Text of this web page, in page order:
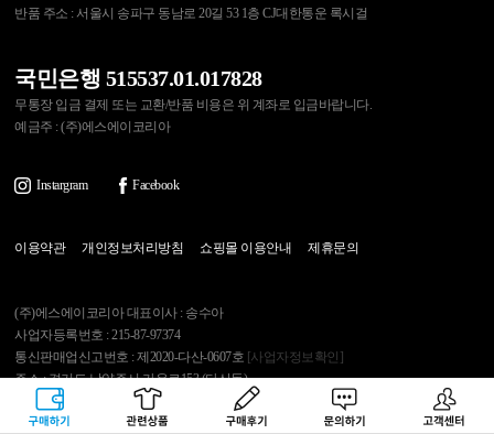
구매하기 관련상품 상품후기 문의하기 고객센터
반품 주소 : 서울시 송파구 동남로 20길 53 1층 CJ대한통운 록시걸
국민은행 515537.01.017828
무통장 입금 결제 또는 교환/반품 비용은 위 계좌로 입금바랍니다.
예금주 : (주)에스에이코리아
Instargram Facebook
이용약관 개인정보처리방침 쇼핑몰 이용안내 제휴문의
(주)에스에이코리아 대표이사 : 송수아
사업자등록번호 : 215-87-97374
통신판매업신고번호 : 제2020-다산-0607호 [사업자정보확인]
주소 : 경기도 남양주시 가운로153 (다산동)
반품주소 : 서울시 송파구 동남로20길 53 1층 CJ대한통운 록시걸
고객센터 : 031.522.4488